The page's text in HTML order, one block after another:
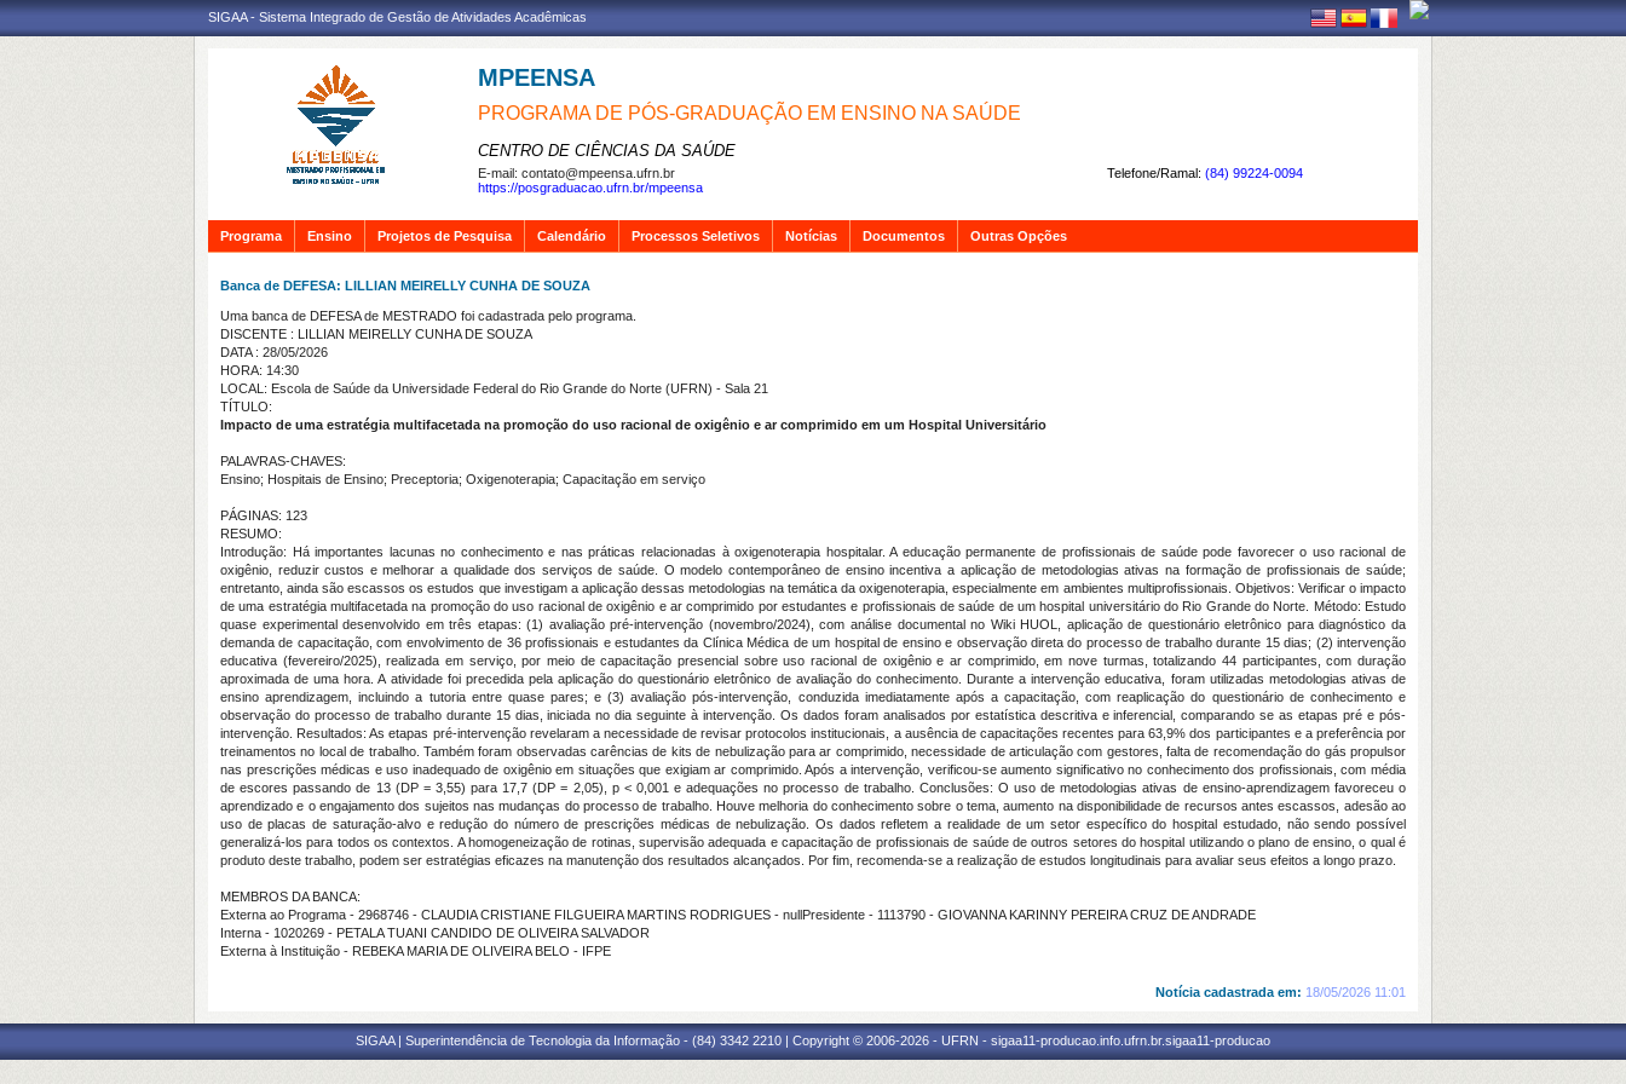
SIGAA - Sistema Integrado de Gestão de Atividades Acadêmicas
MPEENSA
PROGRAMA DE PÓS-GRADUAÇÃO EM ENSINO NA SAÚDE
CENTRO DE CIÊNCIAS DA SAÚDE
Telefone/Ramal: (84) 99224-0094
E-mail: contato@mpeensa.ufrn.br
https://posgraduacao.ufrn.br/mpeensa
Programa Ensino Projetos de Pesquisa Calendário Processos Seletivos Notícias Documentos Outras Opções
Banca de DEFESA: LILLIAN MEIRELLY CUNHA DE SOUZA
Uma banca de DEFESA de MESTRADO foi cadastrada pelo programa.
DISCENTE : LILLIAN MEIRELLY CUNHA DE SOUZA
DATA : 28/05/2026
HORA: 14:30
LOCAL: Escola de Saúde da Universidade Federal do Rio Grande do Norte (UFRN) - Sala 21
TÍTULO:
Impacto de uma estratégia multifacetada na promoção do uso racional de oxigênio e ar comprimido em um Hospital Universitário
PALAVRAS-CHAVES:
Ensino; Hospitais de Ensino; Preceptoria; Oxigenoterapia; Capacitação em serviço
PÁGINAS: 123
RESUMO:
Introdução: Há importantes lacunas no conhecimento e nas práticas relacionadas à oxigenoterapia hospitalar. A educação permanente de profissionais de saúde pode favorecer o uso racional de
oxigênio, reduzir custos e melhorar a qualidade dos serviços de saúde. O modelo contemporâneo de ensino incentiva a aplicação de metodologias ativas na formação de profissionais de saúde;
entretanto, ainda são escassos os estudos que investigam a aplicação dessas metodologias na temática da oxigenoterapia, especialmente em ambientes multiprofissionais. Objetivos: Verificar o impacto
de uma estratégia multifacetada na promoção do uso racional de oxigênio e ar comprimido por estudantes e profissionais de saúde de um hospital universitário do Rio Grande do Norte. Método: Estudo
quase experimental desenvolvido em três etapas: (1) avaliação pré-intervenção (novembro/2024), com análise documental no Wiki HUOL, aplicação de questionário eletrônico para diagnóstico da
demanda de capacitação, com envolvimento de 36 profissionais e estudantes da Clínica Médica de um hospital de ensino e observação direta do processo de trabalho durante 15 dias; (2) intervenção
educativa (fevereiro/2025), realizada em serviço, por meio de capacitação presencial sobre uso racional de oxigênio e ar comprimido, em nove turmas, totalizando 44 participantes, com duração
aproximada de uma hora. A atividade foi precedida pela aplicação do questionário eletrônico de avaliação do conhecimento. Durante a intervenção educativa, foram utilizadas metodologias ativas de
ensino aprendizagem, incluindo a tutoria entre quase pares; e (3) avaliação pós-intervenção, conduzida imediatamente após a capacitação, com reaplicação do questionário de conhecimento e
observação do processo de trabalho durante 15 dias, iniciada no dia seguinte à intervenção. Os dados foram analisados por estatística descritiva e inferencial, comparando se as etapas pré e pós-
intervenção. Resultados: As etapas pré-intervenção revelaram a necessidade de revisar protocolos institucionais, a ausência de capacitações recentes para 63,9% dos participantes e a preferência por
treinamentos no local de trabalho. Também foram observadas carências de kits de nebulização para ar comprimido, necessidade de articulação com gestores, falta de recomendação do gás propulsor
nas prescrições médicas e uso inadequado de oxigênio em situações que exigiam ar comprimido. Após a intervenção, verificou-se aumento significativo no conhecimento dos profissionais, com média
de escores passando de 13 (DP = 3,55) para 17,7 (DP = 2,05), p < 0,001 e adequações no processo de trabalho. Conclusões: O uso de metodologias ativas de ensino-aprendizagem favoreceu o
aprendizado e o engajamento dos sujeitos nas mudanças do processo de trabalho. Houve melhoria do conhecimento sobre o tema, aumento na disponibilidade de recursos antes escassos, adesão ao
uso de placas de saturação-alvo e redução do número de prescrições médicas de nebulização. Os dados refletem a realidade de um setor específico do hospital estudado, não sendo possível
generalizá-los para todos os contextos. A homogeneização de rotinas, supervisão adequada e capacitação de profissionais de saúde de outros setores do hospital utilizando o plano de ensino, o qual é
produto deste trabalho, podem ser estratégias eficazes na manutenção dos resultados alcançados. Por fim, recomenda-se a realização de estudos longitudinais para avaliar seus efeitos a longo prazo.
MEMBROS DA BANCA:
Externa ao Programa - 2968746 - CLAUDIA CRISTIANE FILGUEIRA MARTINS RODRIGUES - nullPresidente - 1113790 - GIOVANNA KARINNY PEREIRA CRUZ DE ANDRADE
Interna - 1020269 - PETALA TUANI CANDIDO DE OLIVEIRA SALVADOR
Externa à Instituição - REBEKA MARIA DE OLIVEIRA BELO - IFPE
Notícia cadastrada em: 18/05/2026 11:01
SIGAA | Superintendência de Tecnologia da Informação - (84) 3342 2210 | Copyright © 2006-2026 - UFRN - sigaa11-producao.info.ufrn.br.sigaa11-producao